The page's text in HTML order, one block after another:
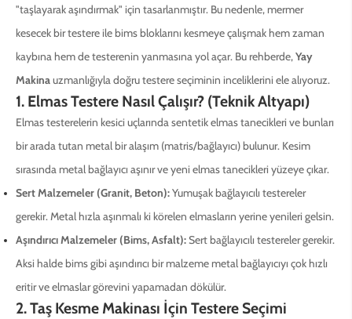
"taşlayarak aşındırmak" için tasarlanmıştır. Bu nedenle, mermer
kesecek bir testere ile bims bloklarını kesmeye çalışmak hem zaman
kaybına hem de testerenin yanmasına yol açar. Bu rehberde,Yay
Makinauzmanlığıyla doğru testere seçiminin inceliklerini ele alıyoruz.
1. Elmas Testere Nasıl Çalışır? (Teknik Altyapı)
Elmas testerelerin kesici uçlarında sentetik elmas tanecikleri ve bunları
bir arada tutan metal bir alaşım (matris/bağlayıcı) bulunur. Kesim
sırasında metal bağlayıcı aşınır ve yeni elmas tanecikleri yüzeye çıkar.
Sert Malzemeler (Granit, Beton):Yumuşak bağlayıcılı testereler
gerekir. Metal hızla aşınmalı ki körelen elmasların yerine yenileri gelsin.
Aşındırıcı Malzemeler (Bims, Asfalt):Sert bağlayıcılı testereler gerekir.
Aksi halde bims gibi aşındırıcı bir malzeme metal bağlayıcıyı çok hızlı
eritir ve elmaslar görevini yapamadan dökülür.
2. Taş Kesme Makinası İçin Testere Seçimi